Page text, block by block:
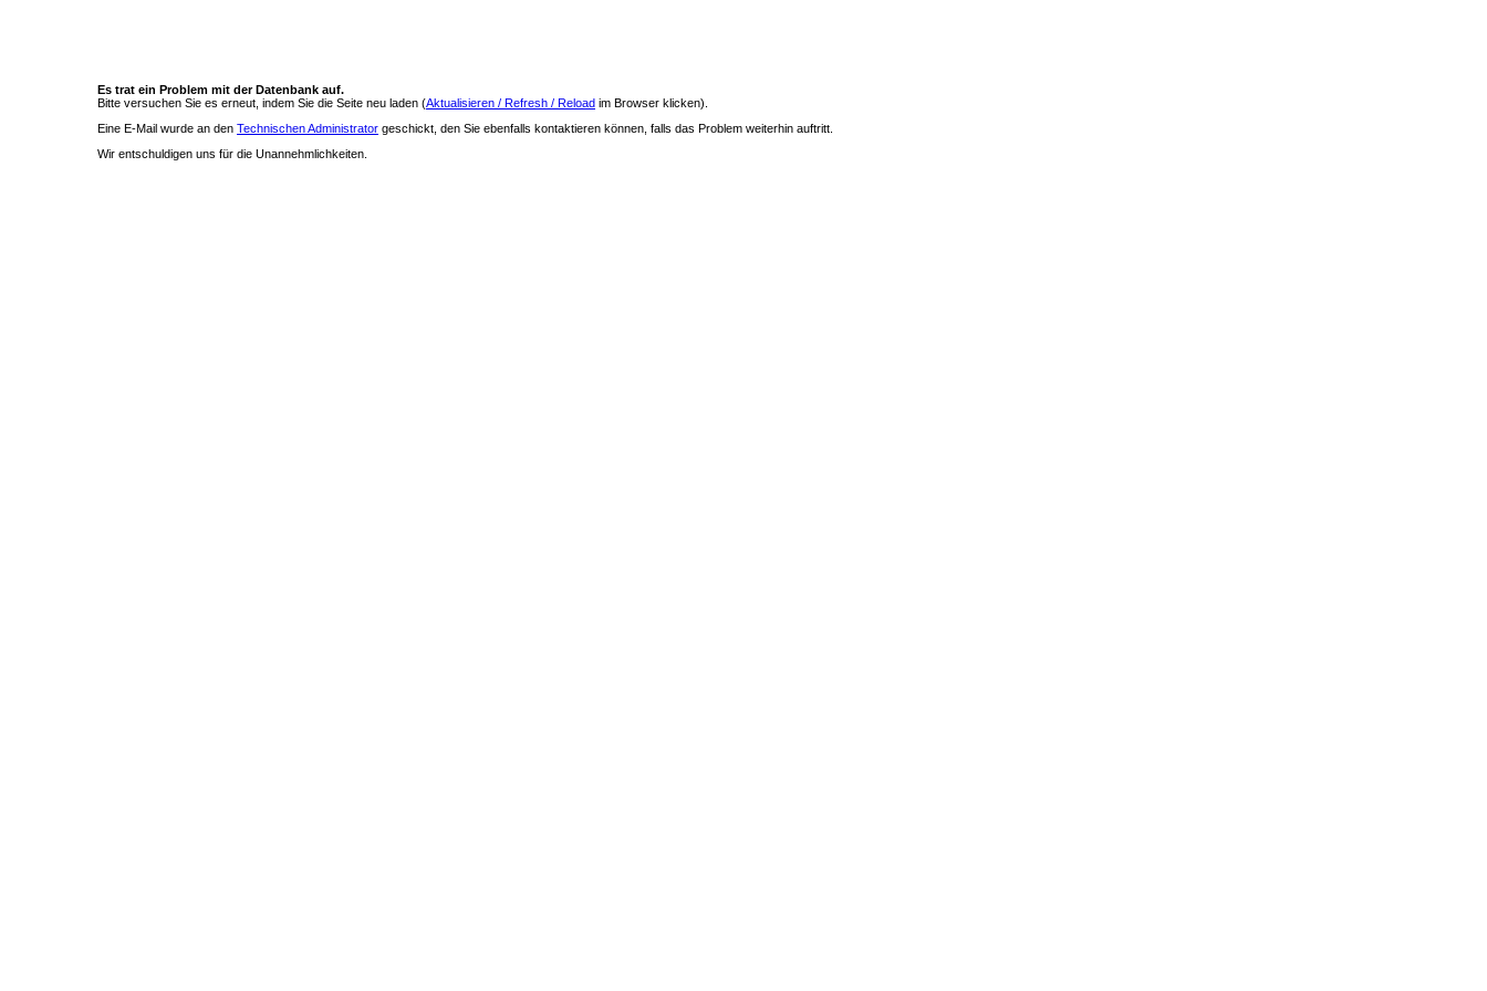
Es trat ein Problem mit der Datenbank auf.
Bitte versuchen Sie es erneut, indem Sie die Seite neu laden (Aktualisieren / Refresh / Reload im Browser klicken).
Eine E-Mail wurde an den Technischen Administrator geschickt, den Sie ebenfalls kontaktieren können, falls das Problem weiterhin auftritt.
Wir entschuldigen uns für die Unannehmlichkeiten.